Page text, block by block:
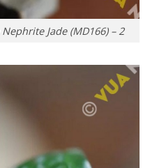
Jade (MD166) – 2